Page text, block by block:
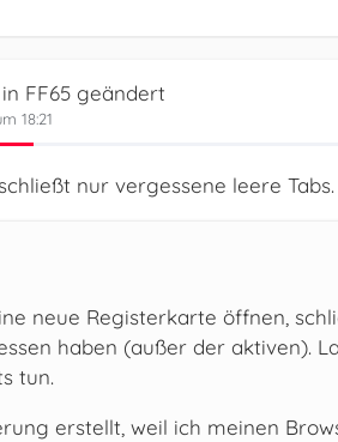
FF65 geändert
18:21
nur vergessene leere Tabs.
neue Registerkarte öffnen,
haben (außer der aktiven).
tun.
erstellt, weil ich meinen